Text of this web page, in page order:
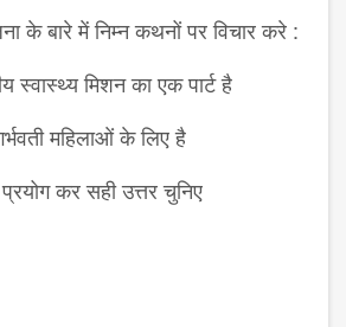
के बारे में निम्न कथनों पर विचार करे :
स्वास्थ्य मिशन का एक पार्ट है
महिलाओं के लिए है
कर सही उत्तर चुनिए